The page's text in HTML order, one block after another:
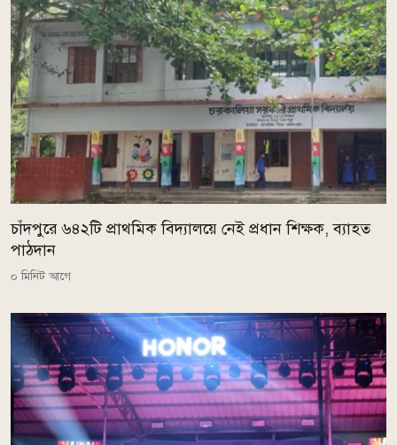
চাঁদপুরে ৬৪২টি প্রাথমিক বিদ্যালয়ে নেই প্রধান শিক্ষক, ব্যাহত
পাঠদান
০ মিনিট আগে